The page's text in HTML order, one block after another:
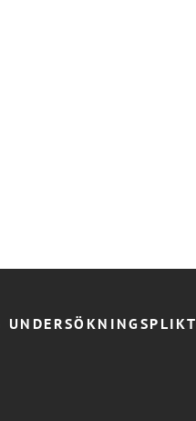
UNDERSÖKNINGSPLIKT